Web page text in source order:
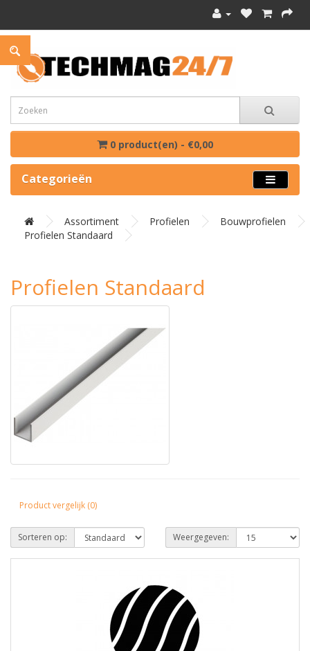
0 product(en) - €0,00
Categorieën
Assortiment Profielen
Bouwprofielen
Profielen Standaard
Profielen Standaard
Product vergelijk (0)
Sorteren op: Weergegeven: